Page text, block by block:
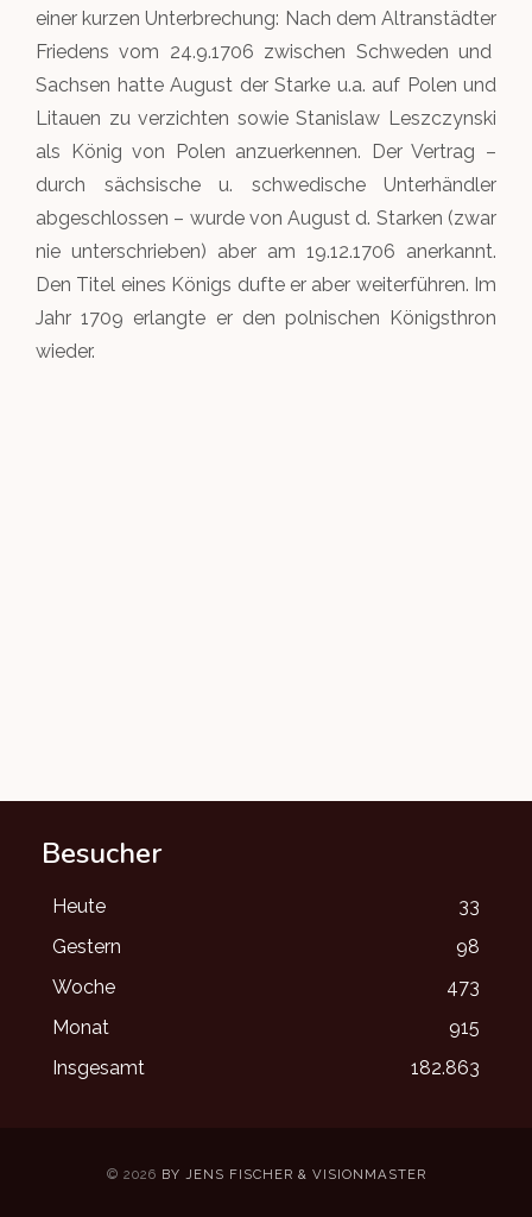
einer kurzen Unterbrechung: Nach dem Altranstädter
Friedens vom 24.9.1706 zwischen Schweden und
Sachsen hatte August der Starke u.a. auf Polen und
Litauen zu verzichten sowie Stanislaw Leszczynski
als König von Polen anzuerkennen. Der Vertrag –
durch sächsische u. schwedische Unterhändler
abgeschlossen – wurde von August d. Starken (zwar
nie unterschrieben) aber am 19.12.1706 anerkannt.
Den Titel eines Königs dufte er aber weiterführen. Im
Jahr 1709 erlangte er den polnischen Königsthron
wieder.
Besucher
Heute
33
Gestern
98
Woche
473
Monat
915
Insgesamt
182.863
© 2026 BY JENS FISCHER & VISIONMASTER